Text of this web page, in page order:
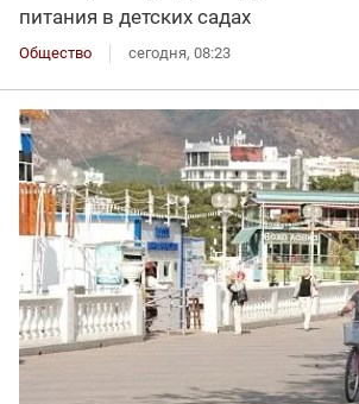
питания в детских садах
Общество сегодня, 08:23